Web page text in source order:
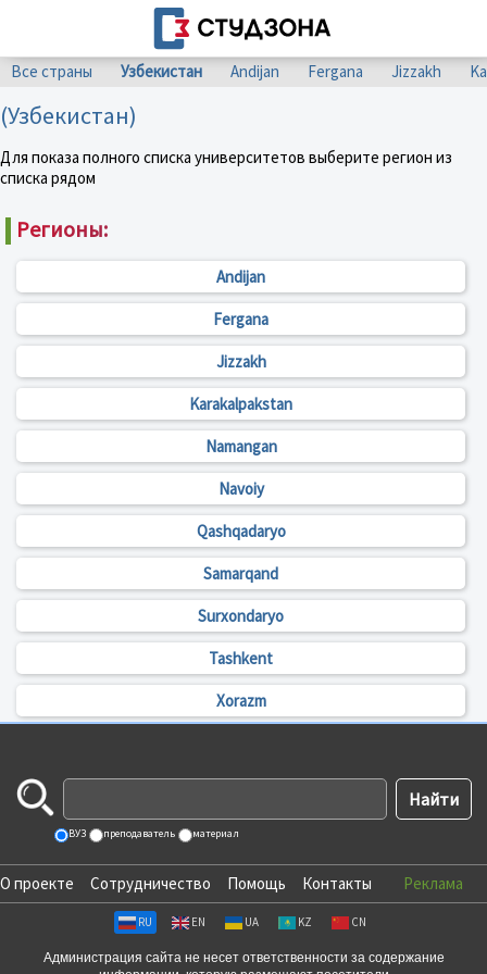
Все страны Узбекистан Andijan Fergana Jizzakh
(Узбекистан)
Для показа полного списка университетов выберите регион из
списка рядом
Регионы:
Andijan
Fergana
Jizzakh
Karakalpakstan
Namangan
Navoiy
Qashqadaryo
Samarqand
Surxondaryo
Tashkent
Xorazm
ВУЗ преподаватель материал
О проекте Сотрудничество Помощь Контакты Реклама
RU EN UA KZ CN
Администрация сайта не несет ответственности за содержание